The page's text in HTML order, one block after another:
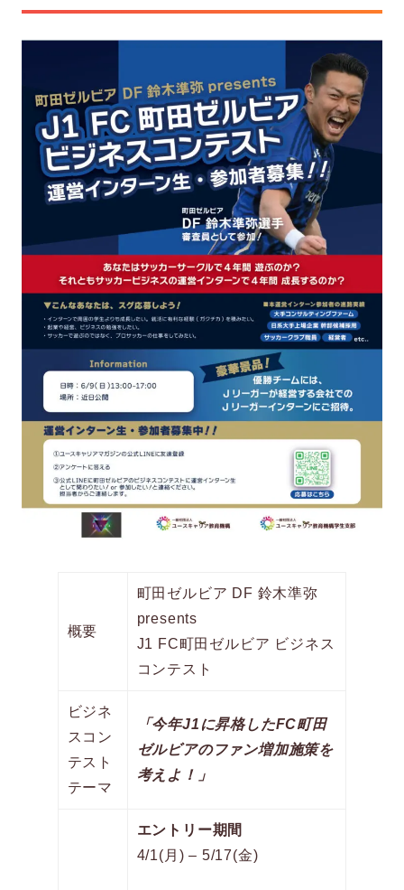
概要
町田ゼルビア DF 鈴木準弥
presents
J1 FC町田ゼルビア ビジネス
コンテスト
ビジネ
スコン
テスト
テーマ
「今年J1に昇格したFC町田
ゼルビアのファン増加施策を
考えよ！」
エントリー期間
4/1(月) – 5/17(金)